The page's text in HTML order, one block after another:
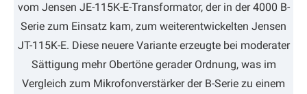
vom Jensen JE-115K-E-Transformator, der in der 4000 B-
Serie zum Einsatz kam, zum weiterentwickelten Jensen
JT-115K-E. Diese neuere Variante erzeugte bei moderater
Sättigung mehr Obertöne gerader Ordnung, was im
Vergleich zum Mikrofonverstärker der B-Serie zu einem